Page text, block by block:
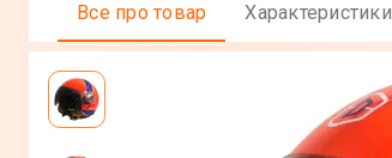
Все про товар Характеристики